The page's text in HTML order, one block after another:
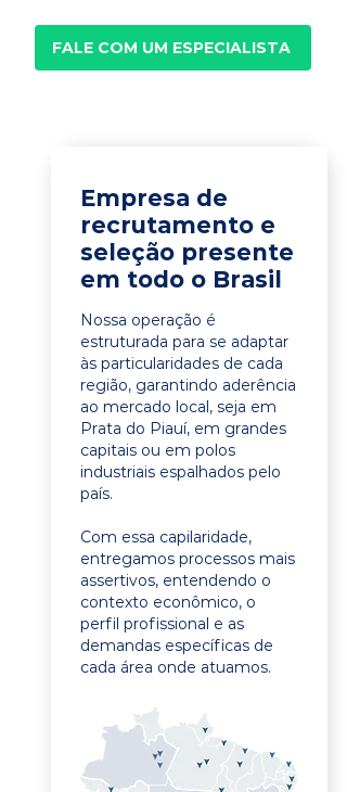
FALE COM UM ESPECIALISTA
Empresa de
recrutamento e
seleção presente
em todo o Brasil
Nossa operação é
estruturada para se adaptar
às particularidades de cada
região, garantindo aderência
ao mercado local, seja em
Prata do Piauí, em grandes
capitais ou em polos
industriais espalhados pelo
país.
Com essa capilaridade,
entregamos processos mais
assertivos, entendendo o
contexto econômico, o
perfil profissional e as
demandas específicas de
cada área onde atuamos.